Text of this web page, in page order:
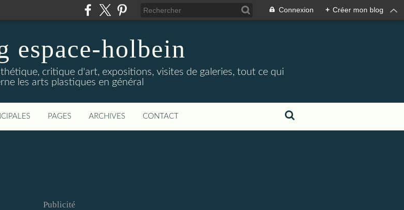
Connexion + Créer mon blog
espace-holbein
critique d'art, expositions, visites de galeries, tout ce qui
les arts plastiques en général
PAGES ARCHIVES CONTACT
Publicité